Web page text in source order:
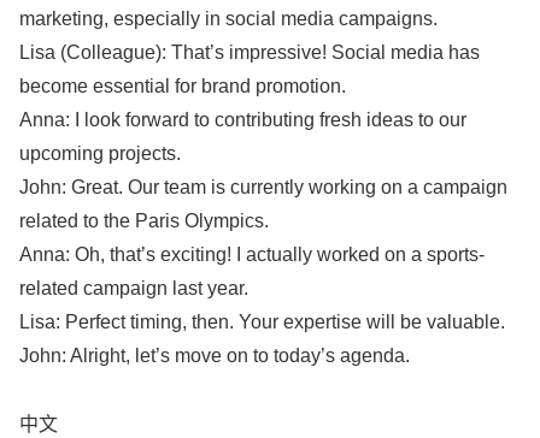
marketing, especially in social media campaigns.
Lisa (Colleague): That’s impressive! Social media has
become essential for brand promotion.
Anna: I look forward to contributing fresh ideas to our
upcoming projects.
John: Great. Our team is currently working on a campaign
related to the Paris Olympics.
Anna: Oh, that’s exciting! I actually worked on a sports-
related campaign last year.
Lisa: Perfect timing, then. Your expertise will be valuable.
John: Alright, let’s move on to today’s agenda.
中文